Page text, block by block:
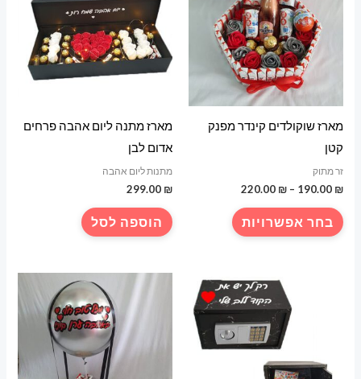
מארז שוקולדים קינדר מפנק
קטן
זר מתוק
190.00 ₪
–
220.00 ₪
טווח
עד בחר אפשרויות
מספר
סוגים.
ניתן
לבחור
מארז מתנה ליום אהבה פרחים
אדום לבן
מתנות ליום אהבה
299.00 ₪
הוספה לסל